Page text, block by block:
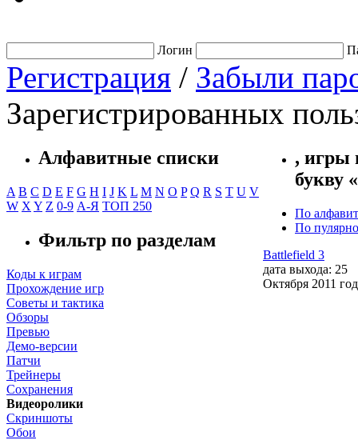
Логин
Регистрация / Забыли
Зарегистрированных
Алфавитные списки
A B C D E F G H I J K L M N O P Q R S T U V
W X Y Z 0-9 А-Я ТОП 250
Фильтр по разделам
Коды к играм
Прохождение игр
Советы и тактика
Обзоры
Превью
Демо-версии
Патчи
Трейнеры
Сохранения
Видеоролики
Скриншоты
Обои
, игры
букву
По
По
Battlefield 3
дата выхода: 25
Октября 2011